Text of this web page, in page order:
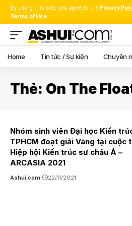
By using this site, you agree to the Privacy
Terms of Use.
Home Tin tức / Sự kiện Chuyên
Thẻ: On The
Nhóm sinh viên Đại học Kiến
TPHCM đoạt giải Vàng tại cuộc
Hiệp hội Kiến trúc sư châu Á –
ARCASIA 2021
Ashui.com 22/11/2021